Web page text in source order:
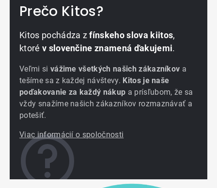
Prečo Kitos?
Kitos pochádza zfínskeho slova kiitos,
ktoré v slovenčine znamená ďakujemi.
Veľmi si vážime všetkých našich zákazníkov a
tešíme sa z každej návštevy. Kitos je naše
poďakovanie za každý nákup a prísľubom, že sa
vždy snažíme našich zákazníkov rozmaznávať a
potešiť.
Viac informácií o spoločnosti